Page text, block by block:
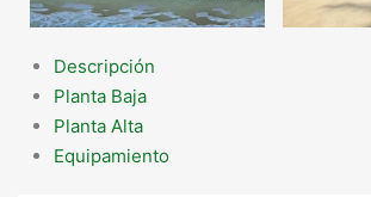
Descripción
Planta Baja
Planta Alta
Equipamiento